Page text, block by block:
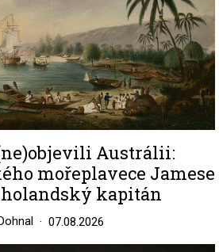
Austrálii:
mořeplavece Jamese
holandský kapitán
07.08.2026